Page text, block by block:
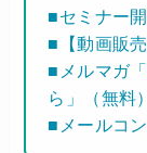
■セミナー
■【動画販
■メルマガ
ら」（無料）
■メールコ